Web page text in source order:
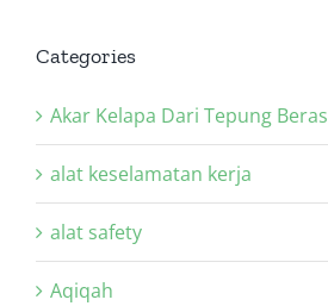
Categories
Akar Kelapa Dari Tepung Beras
alat keselamatan kerja
alat safety
Aqiqah